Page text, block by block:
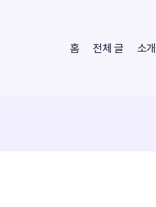
홈 전체 글 소개